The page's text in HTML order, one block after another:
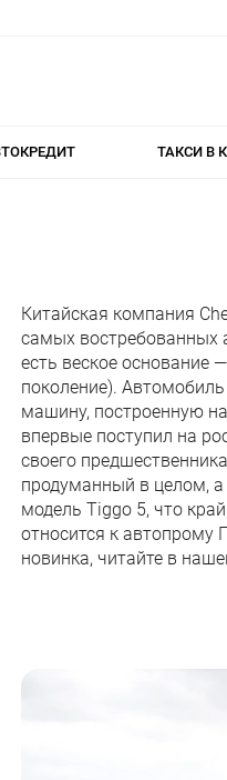
ТАКСИ В
Китайская компания
самых востребованных
есть веское основание
поколение).
машину, построенную
впервые поступил на
своего
продуманный в целом,
модель Tiggo 5, что
относится к автопрому
новинка, читайте в